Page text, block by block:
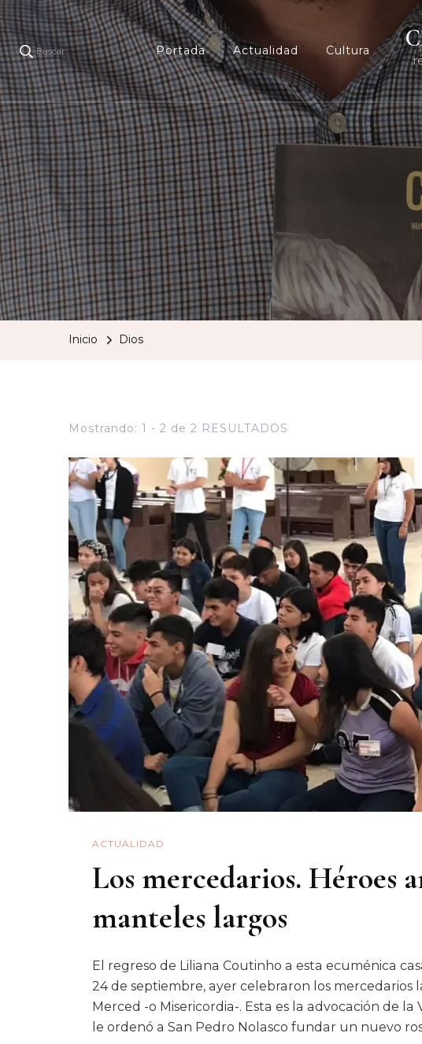
Buscar Portada Actualidad Cultura
Inicio Dios
Mostrando: 1 - 2 de 2 RESULTADOS
ACTUALIDAD
Los mercedarios. Héroes
manteles largos
El regreso de Liliana Coutinho a esta ecuménica
24 de septiembre, ayer celebraron los mercedarios
Merced -o Misericordia-. Esta es la advocación de
le ordenó a San Pedro Nolasco fundar un nuevo